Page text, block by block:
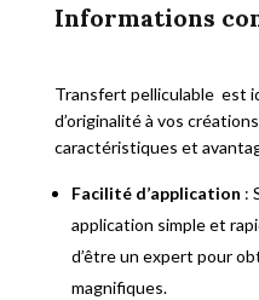
Informations
Transfert pelliculable est
d’originalité à vos
caractéristiques et
Facilité d’application :
application simple et
d’être un expert pour
magnifiques.